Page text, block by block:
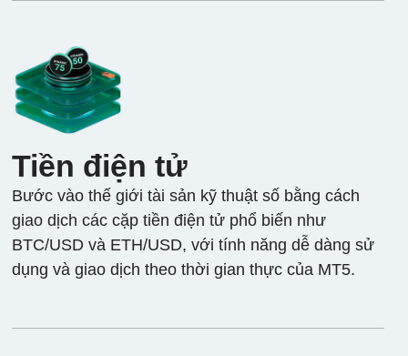
Tiền điện tử
Bước vào thế giới tài sản kỹ thuật số bằng cách
giao dịch các cặp tiền điện tử phổ biến như
BTC/USD và ETH/USD, với tính năng dễ dàng sử
dụng và giao dịch theo thời gian thực của MT5.